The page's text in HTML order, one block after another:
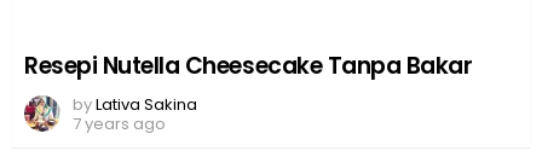
Resepi Nutella Cheesecake Tanpa Bakar
byLativa Sakina
7 years ago